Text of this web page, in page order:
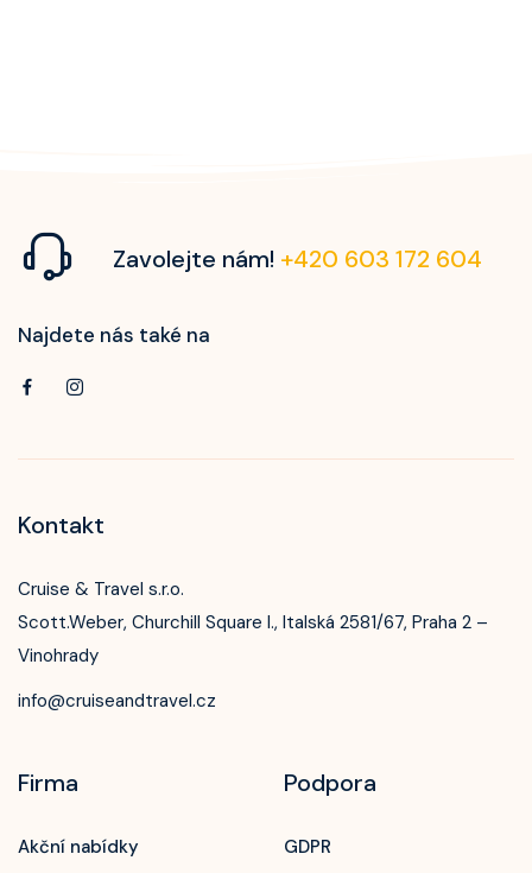
Zavolejte nám! +420 603 172 604
Najdete nás také na
Kontakt
Cruise & Travel s.r.o.
Scott.Weber, Churchill Square I., Italská 2581/67, Praha 2 –
Vinohrady
info@cruiseandtravel.cz
Firma
Akční nabídky
Podpora
GDPR